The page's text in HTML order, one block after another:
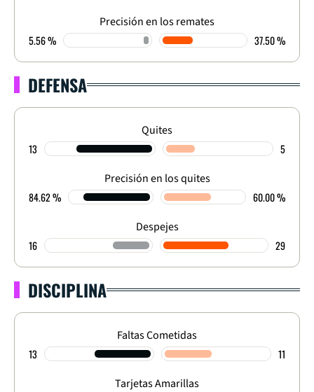
Precisión en los remates
5.56 % 37.50 %
DEFENSA
Quites
13 5
Precisión en los quites
84.62 % 60.00 %
Despejes
16 29
DISCIPLINA
Faltas Cometidas
13 11
Tarjetas Amarillas